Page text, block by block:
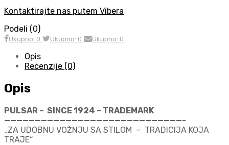
Kontaktirajte nas putem Vibera
Podeli (0)
Ukupno: 0 Ukupno: 0 Ukupno: 0
Opis
Recenzije (0)
Opis
PULSAR – SINCE 1924 – TRADEMARK
—————————————————————————————-
„ZA UDOBNU VOŽNJU SA STILOM – TRADICIJA KOJA
TRAJE“